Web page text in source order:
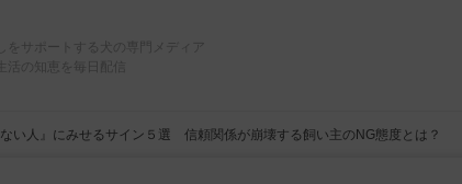
をサポートする犬の専門メディア
活の知恵を毎日配信
い人』にみせるサイン５選 信頼関係が崩壊する飼い主のNG態度とは？